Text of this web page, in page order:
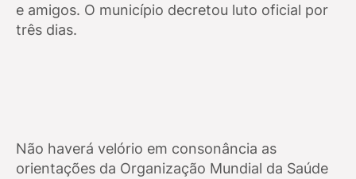
e amigos. O município decretou luto oficial por
três dias.
Não haverá velório em consonância as
orientações da Organização Mundial da Saúde